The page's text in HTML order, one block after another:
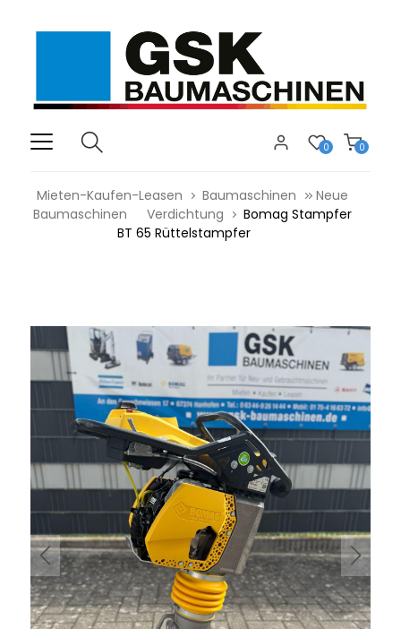
0
0
Mieten-Kaufen-Leasen Baumaschinen
Neue
Baumaschinen
Verdichtung
Bomag Stampfer
BT 65 Rüttelstampfer